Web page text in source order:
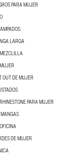
PARA MUJER
LARGA
OUT DE MUJER
PARA MUJER
DE MUJER